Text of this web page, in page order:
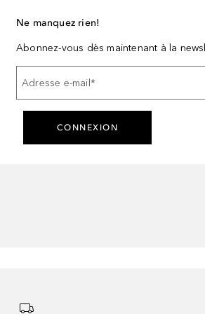
Ne manquez rien!
Abonnez-vous dès maintenant à la
Adresse e-mail *
CONNEXION